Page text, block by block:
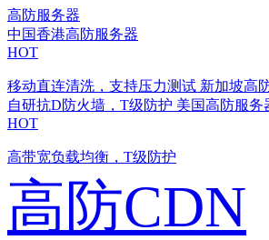
高防服务器
中国香港高防服务器
HOT
移动直连清洗，支持压力测试 新加坡高
自研抗D防火墙，T级防护 美国高防服务
HOT
高带宽负载均衡，T级防护
高防CDN